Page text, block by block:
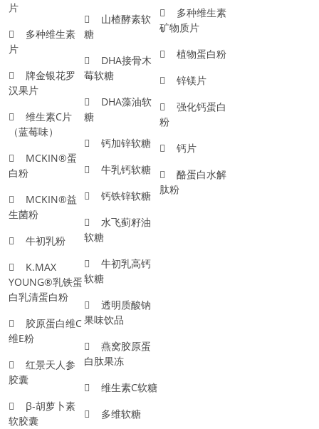
片
多种维生素
片
牌金银花罗
汉果片
维生素C片
（蓝莓味）
MCKIN®蛋
白粉
MCKIN®益
生菌粉
牛初乳粉
K.MAX
YOUNG®乳铁蛋
白乳清蛋白粉
胶原蛋白维C
维E粉
红景天人参
胶囊
β-胡萝卜素
软胶囊
山楂酵素软
糖
DHA接骨木
莓软糖
DHA藻油软
糖
钙加锌软糖
牛乳钙软糖
钙铁锌软糖
水飞蓟籽油
软糖
牛初乳高钙
软糖
透明质酸钠
果味饮品
燕窝胶原蛋
白肽果冻
维生素C软糖
多维软糖
多种维生素
矿物质片
植物蛋白粉
锌镁片
强化钙蛋白
粉
钙片
酪蛋白水解
肽粉